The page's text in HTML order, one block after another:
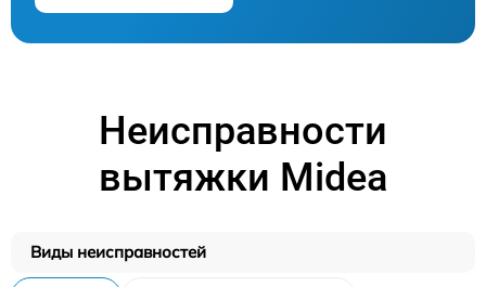
Неисправности
вытяжки Midea
Виды неисправностей